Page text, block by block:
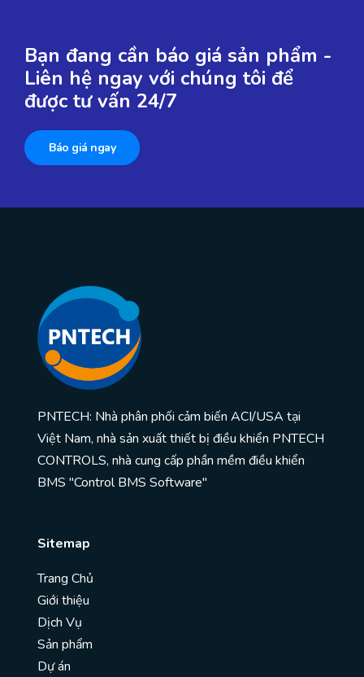
Bạn đang cần báo giá sản phẩm -
Liên hệ ngay với chúng tôi để
được tư vấn 24/7
Báo giá ngay
PNTECH: Nhà phân phối cảm biến ACI/USA tại
Việt Nam, nhà sản xuất thiết bị điều khiển PNTECH
CONTROLS, nhà cung cấp phần mềm điều khiển
BMS "Control BMS Software"
Sitemap
Trang Chủ
Giới thiệu
Dịch Vụ
Sản phẩm
Dự án